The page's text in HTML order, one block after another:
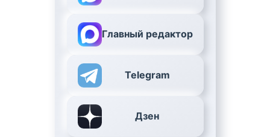
Главный редактор
Telegram
Дзен